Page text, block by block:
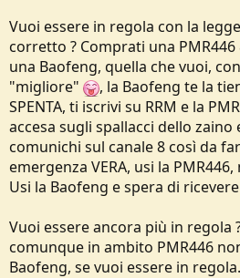
Vuoi essere in regola con la
corretto ? Comprati una PMR446
una Baofeng, quella che vuoi,
"migliore"
, la Baofeng te la
SPENTA, ti iscrivi su RRM e la
accesa sugli spallacci dello zaino
comunichi sul canale 8 così da
emergenza VERA, usi la
Usi la Baofeng e spera di
Vuoi essere ancora più in regola
comunque in ambito PMR446
Baofeng, se vuoi essere in regola.